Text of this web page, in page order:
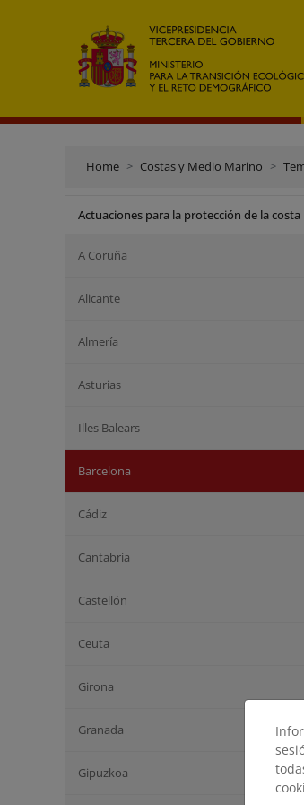
Home Costas y Medio Marino
Actuaciones para la protección de la costa
A Coruña
Alicante
Almería
Asturias
Illes Balears
Barcelona
Cádiz
Cantabria
Castellón
Ceuta
Girona
Granada
Gipuzkoa